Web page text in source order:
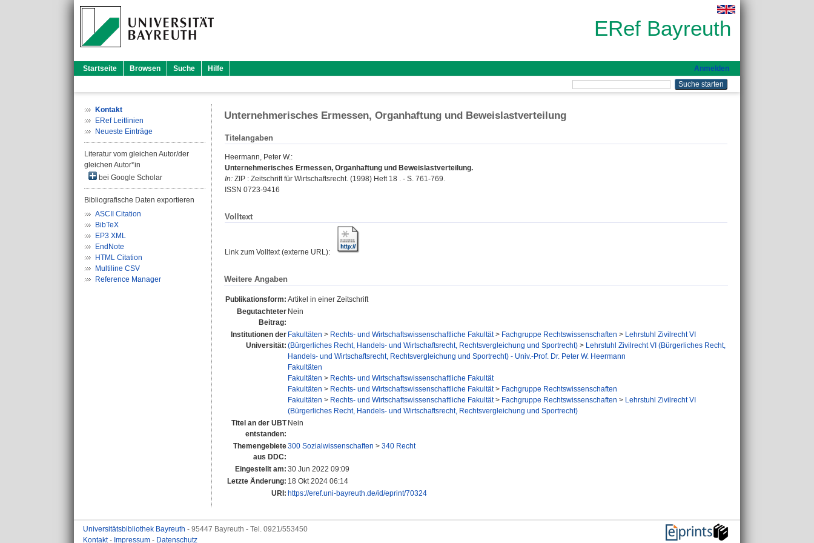
ERef Bayreuth
Startseite Browsen Suche Hilfe Anmelden
Kontakt
ERef Leitlinien
Neueste Einträge
Literatur vom gleichen Autor/der
gleichen Autor*in
bei Google Scholar
Bibliografische Daten exportieren
ASCII Citation
BibTeX
EP3 XML
EndNote
HTML Citation
Multiline CSV
Reference Manager
Unternehmerisches Ermessen, Organhaftung und Beweislastverteilung
Titelangaben
Heermann, Peter W.:
Unternehmerisches Ermessen, Organhaftung und Beweislastverteilung.
In: ZIP : Zeitschrift für Wirtschaftsrecht. (1998) Heft 18 . - S. 761-769.
ISSN 0723-9416
Volltext
Link zum Volltext (externe URL):
Weitere Angaben
Publikationsform: Artikel in einer Zeitschrift
Begutachteter
Beitrag:
Nein
Institutionen der
Universität:
Fakultäten > Rechts- und Wirtschaftswissenschaftliche Fakultät> Fachgruppe Rechtswissenschaften > Lehrstuhl Zivilrecht VI
(Bürgerliches Recht, Handels- und Wirtschaftsrecht, Rechtsvergleichung und Sportrecht) > Lehrstuhl Zivilrecht VI (Bürgerliches Recht,
Handels- und Wirtschaftsrecht, Rechtsvergleichung und Sportrecht) - Univ.-Prof. Dr. Peter W. Heermann
Fakultäten
Fakultäten > Rechts- und Wirtschaftswissenschaftliche Fakultät
Fakultäten > Rechts- und Wirtschaftswissenschaftliche Fakultät> Fachgruppe Rechtswissenschaften
Fakultäten > Rechts- und Wirtschaftswissenschaftliche Fakultät> Fachgruppe Rechtswissenschaften > Lehrstuhl Zivilrecht VI
(Bürgerliches Recht, Handels- und Wirtschaftsrecht, Rechtsvergleichung und Sportrecht)
Titel an der UBT
entstanden:
Nein
Themengebiete
aus DDC:
300 Sozialwissenschaften > 340 Recht
Eingestellt am: 30 Jun 2022 09:09
Letzte Änderung: 18 Okt 2024 06:14
URI: https://eref.uni-bayreuth.de/id/eprint/70324
Universitätsbibliothek Bayreuth - 95447 Bayreuth - Tel. 0921/553450
Kontakt- Impressum - Datenschutz